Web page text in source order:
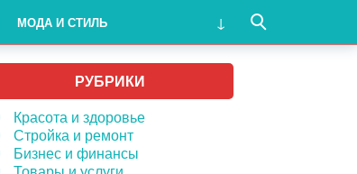
МОДА И СТИЛЬ
РУБРИКИ
Красота и здоровье
Стройка и ремонт
Бизнес и финансы